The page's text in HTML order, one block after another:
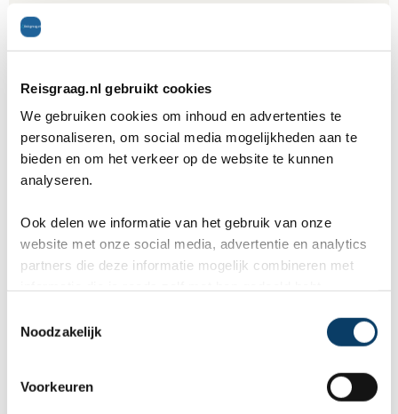
Reisgraag.nl gebruikt cookies
We gebruiken cookies om inhoud en advertenties te
personaliseren, om social media mogelijkheden aan te
bieden en om het verkeer op de website te kunnen
analyseren.
Ook delen we informatie van het gebruik van onze
website met onze social media, advertentie en analytics
partners die deze informatie mogelijk combineren met
Noodzakelijk
Voorkeuren
Uw gegevens
E-mailadres *
Telefoon *
Gratis reisvoorstel
* = verplicht.